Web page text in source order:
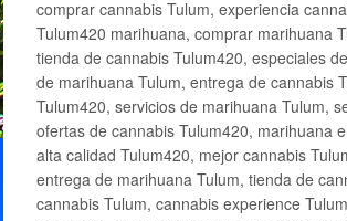
comprar cannabis Tulum, experiencia
Tulum420 marihuana, comprar marihuana
tienda de cannabis Tulum420, especiales
de marihuana Tulum, entrega de cannabis
Tulum420, servicios de marihuana Tulum,
ofertas de cannabis Tulum420, marihuana
alta calidad Tulum420, mejor cannabis
entrega de marihuana Tulum, tienda de
cannabis Tulum, cannabis experience